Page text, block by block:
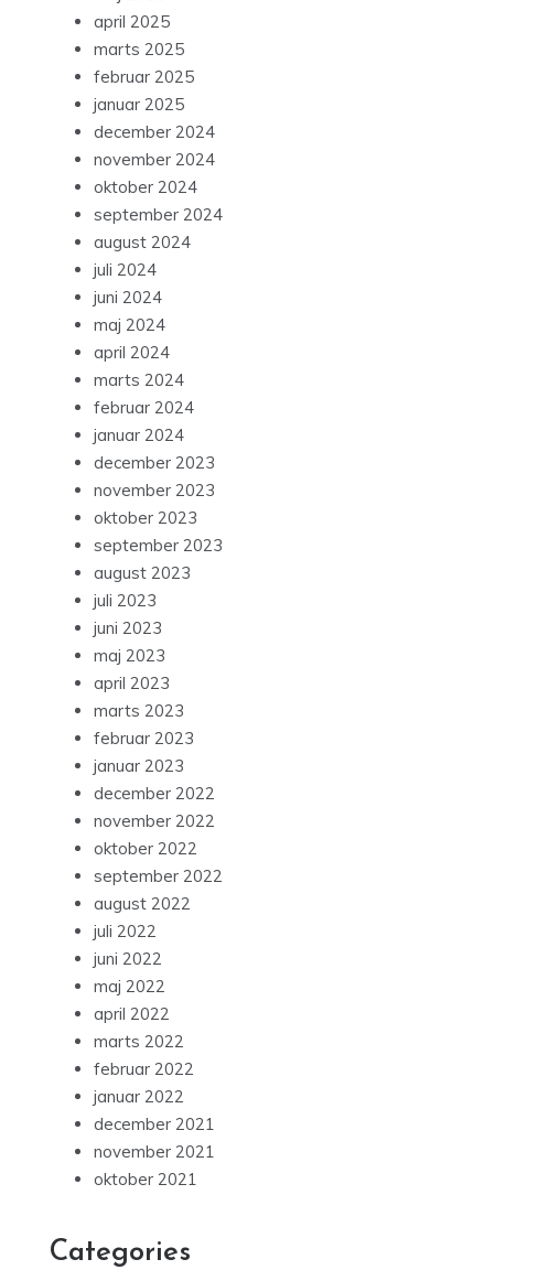
april 2025
marts 2025
februar 2025
januar 2025
december 2024
november 2024
oktober 2024
september 2024
august 2024
juli 2024
juni 2024
maj 2024
april 2024
marts 2024
februar 2024
januar 2024
december 2023
november 2023
oktober 2023
september 2023
august 2023
juli 2023
juni 2023
maj 2023
april 2023
marts 2023
februar 2023
januar 2023
december 2022
november 2022
oktober 2022
september 2022
august 2022
juli 2022
juni 2022
maj 2022
april 2022
marts 2022
februar 2022
januar 2022
december 2021
november 2021
oktober 2021
Categories